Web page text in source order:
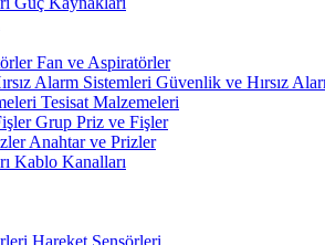
Fan ve Aspiratörler
Güvenlik ve Hırsız
Tesisat Malzemeleri
Grup Priz ve Fişler
Anahtar ve Prizler
Kablo Kanalları
Hareket Sensörleri